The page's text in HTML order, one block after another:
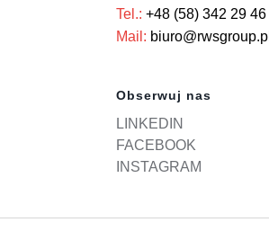
Tel.: +48 (58) 342 29 46
Mail: biuro@rwsgroup.pl
Obserwuj nas
LINKEDIN
FACEBOOK
INSTAGRAM